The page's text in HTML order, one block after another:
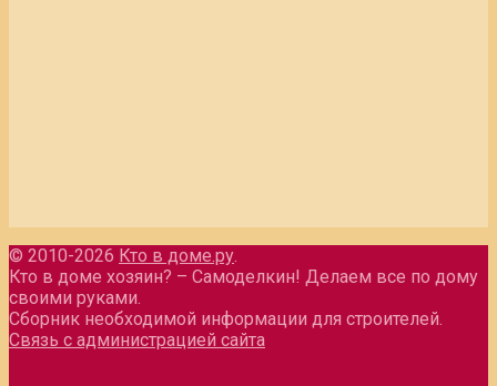
© 2010-2026 Кто в доме.ру.
Кто в доме хозяин? – Самоделкин! Делаем все по дому
своими руками.
Сборник необходимой информации для строителей.
Связь с администрацией сайта